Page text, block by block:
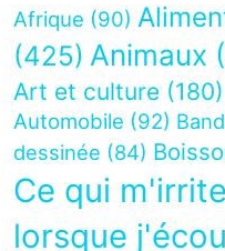
Afrique (90)
(425) Animaux
Art et culture (180)
Automobile (92)
dessinée (84)
Ce qui m'irrite
lorsque